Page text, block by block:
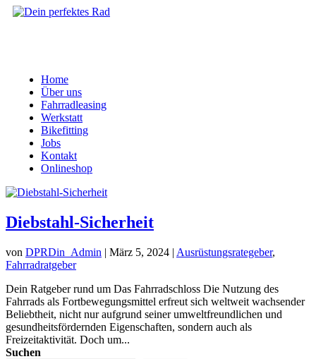
Home
Über uns
Fahrradleasing
Werkstatt
Bikefitting
Jobs
Kontakt
Onlineshop
Diebstahl-Sicherheit
von DPRDin_Admin | März 5, 2024 | Ausrüstungsrategeber,
Fahrradratgeber
Dein Ratgeber rund um Das Fahrradschloss Die Nutzung des
Fahrrads als Fortbewegungsmittel erfreut sich weltweit wachsender
Beliebtheit, nicht nur aufgrund seiner umweltfreundlichen und
gesundheitsfördernden Eigenschaften, sondern auch als
Freizeitaktivität. Doch um...
Suchen